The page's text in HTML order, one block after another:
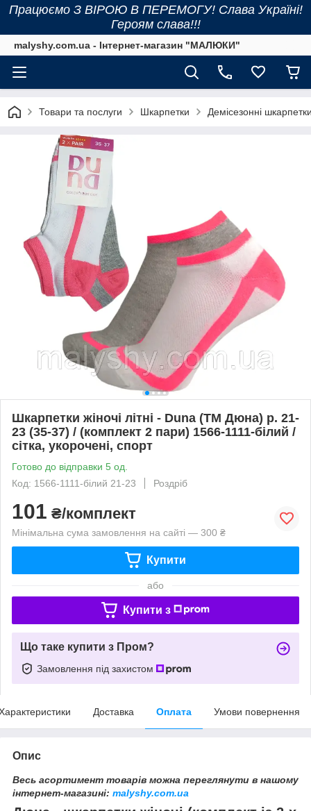
Працюємо З ВІРОЮ В ПЕРЕМОГУ! Слава Україні!
Героям слава!!!
malyshy.com.ua - Інтернет-магазин "МАЛЮКИ"
Товари та послуги Шкарпетки Демісезонні
Шкарпетки жіночі літні - Duna (ТМ Дюна) р. 21-
23 (35-37) / (комплект 2 пари) 1566-1111-білий /
сітка, укорочені, спорт
Готово до відправки 5 од.
Код: 1566-1111-білий 21-23
Роздріб
101 ₴/комплект
Мінімальна сума замовлення на сайті — 300 ₴
Купити
або
Купити з
Що таке купити з Пром?
Замовлення під захистом
Доставка Оплата Умови повернення
Опис
Весь асортимент товарів можна переглянути в нашому
інтернет-магазині: malyshy.com.ua